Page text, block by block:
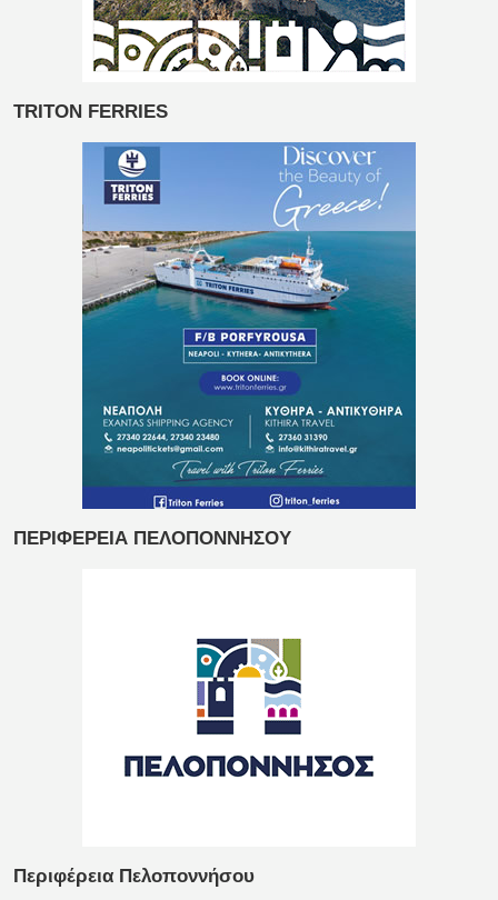
TRITON FERRIES
ΠΕΡΙΦΕΡΕΙΑ ΠΕΛΟΠΟΝΝΗΣΟΥ
Περιφέρεια Πελοποννήσου